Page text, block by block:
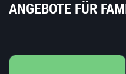
ANGEBOTE FÜR